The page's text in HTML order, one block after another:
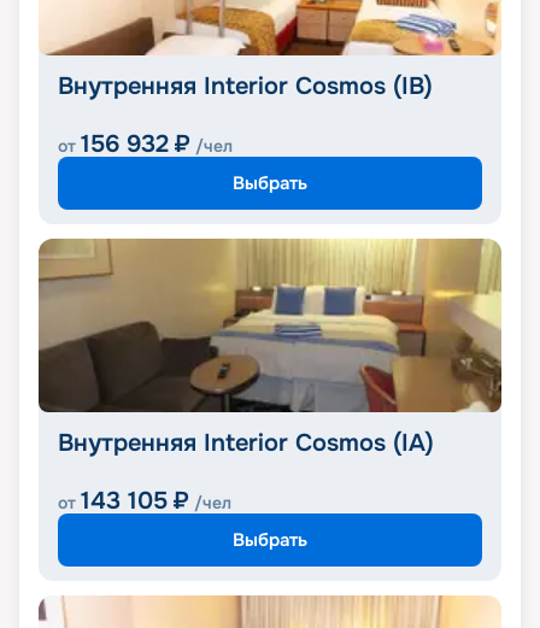
Внутренняя Interior Cosmos (IB)
от 156 932 ₽ /чел
Выбрать
Внутренняя Interior Cosmos (IA)
от 143 105 ₽ /чел
Выбрать